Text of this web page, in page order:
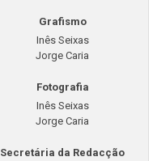
Grafismo
Inês Seixas
Jorge Caria
Fotografia
Inês Seixas
Jorge Caria
Secretária da Redacção